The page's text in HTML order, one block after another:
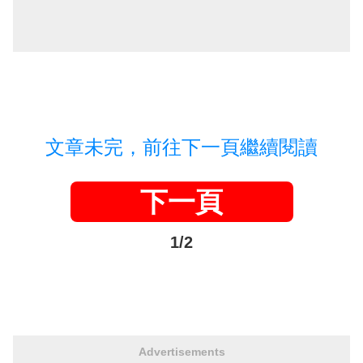
文章未完，前往下一頁繼續閱讀
下一頁
1/2
Advertisements